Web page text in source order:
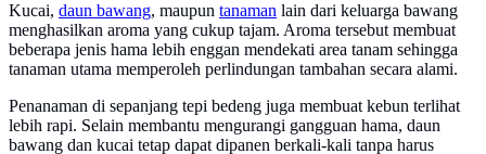
Kucai, daun bawang, maupun tanaman lain dari keluarga bawang
menghasilkan aroma yang cukup tajam. Aroma tersebut membuat
beberapa jenis hama lebih enggan mendekati area tanam sehingga
tanaman utama memperoleh perlindungan tambahan secara alami.
Penanaman di sepanjang tepi bedeng juga membuat kebun terlihat
lebih rapi. Selain membantu mengurangi gangguan hama, daun
bawang dan kucai tetap dapat dipanen berkali-kali tanpa harus